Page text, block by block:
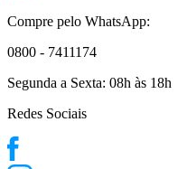
Compre pelo WhatsApp:
0800 - 7411174
Segunda a Sexta: 08h às 18h
Redes Sociais